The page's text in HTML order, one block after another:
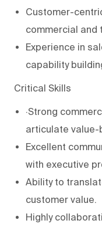
Customer-
commercial and
Experience in
capability
Critical Skills
·Strong
articulate
Excellent
with executive
Ability to
customer value.
Highly